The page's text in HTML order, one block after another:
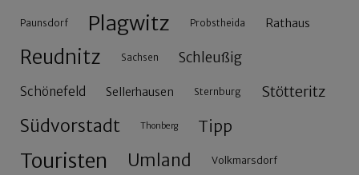
Paunsdorf Plagwitz Probstheida Rathaus
Reudnitz Sachsen Schleußig
Schönefeld Sellerhausen Sternburg Stötteritz
Südvorstadt Thonberg Tipp
Touristen Umland Volkmarsdorf